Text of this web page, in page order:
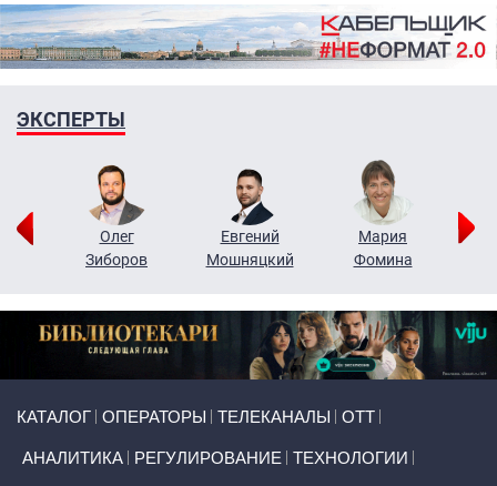
ЭКСПЕРТЫ
Олег
Зиборов
Евгений
Мошняцкий
Мария
Фомина
КАТАЛОГ ОПЕРАТОРЫ ТЕЛЕКАНАЛЫ ОТТ
АНАЛИТИКА РЕГУЛИРОВАНИЕ ТЕХНОЛОГИИ